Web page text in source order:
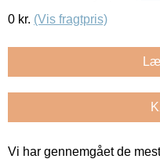
0 kr. (Vis fragtpris)
Vi har gennemgået de